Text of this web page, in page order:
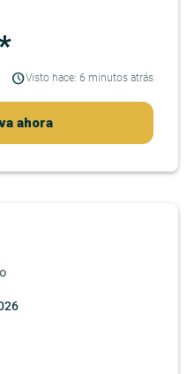
Visto hace: 6 minutos atrás
ahora